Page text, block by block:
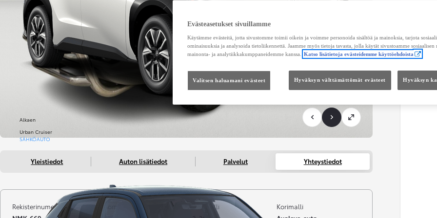
Alkaen
Urban Cruiser
SÄHKÖAUTO
Yleistiedot Auton lisätiedot Palvelut Yhteystiedot
Rekisterinumero
Kilometrit
Vuosimalli
Korimalli
Evästeasetukset sivuillamme
Käytämme evästeitä, jotta sivustomme toimii oikein ja voimme personoida sisältöä ja mainoksia, tarjota
ominaisuuksia ja analysoida tietoliikennettä. Jaamme myös tietoja tavasta, jolla käytät sivustoamme sosiaalisen
mainonta- ja analytiikkakumppaneidemme kanssa.
Katso lisätietoja evästeidemme käyttöehdoista
Valitsen haluamani evästeet Hyväksyn välttämättömät evästeet Hyväksyn